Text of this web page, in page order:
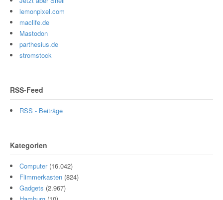
lemonpixel.com
maclife.de
Mastodon
parthesius.de
stromstock
RSS-Feed
RSS - Beiträge
Kategorien
Computer(16.042)
Flimmerkasten (824)
Gadgets (2.967)